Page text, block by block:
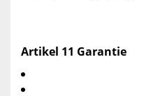
Artikel 11 Garantie